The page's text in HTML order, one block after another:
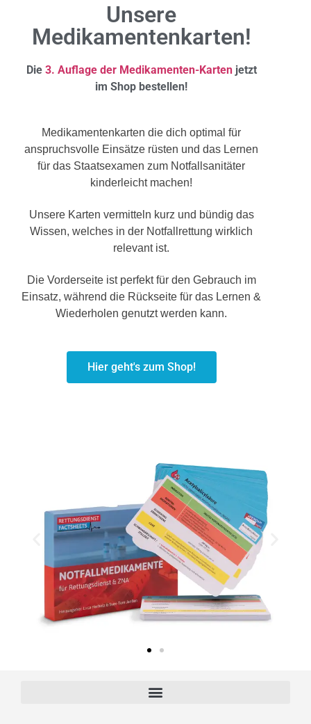
Unsere
Medikamentenkarten!
Die 3. Auflage der Medikamenten-Kartenjetzt
im Shop bestellen!
Medikamentenkarten die dich optimal für
anspruchsvolle Einsätze rüsten und das Lernen
für das Staatsexamen zum Notfallsanitäter
kinderleicht machen!
Unsere Karten vermitteln kurz und bündig das
Wissen, welches in der Notfallrettung wirklich
relevant ist.
Die Vorderseite ist perfekt für den Gebrauch im
Einsatz, während die Rückseite für das Lernen &
Wiederholen genutzt werden kann.
Hier geht's zum Shop!